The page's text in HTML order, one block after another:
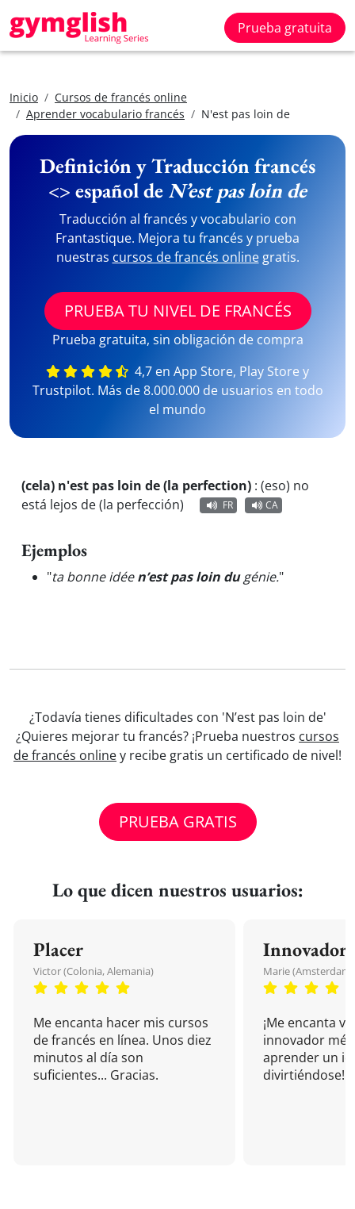
Prueba gratuita
Inicio
Cursos de francés online
Aprender vocabulario francés
N'est pas loin de
Definición y Traducción francés
<> español de N’est pas loin de
Traducción al francés y vocabulario con
Frantastique. Mejora tu francés y prueba
nuestras cursos de francés onlinegratis.
PRUEBA TU NIVEL DE FRANCÉS
Prueba gratuita, sin obligación de compra
4,7 en App Store, Play Store y
Trustpilot. Más de 8.000.000 de usuarios en todo
el mundo
(cela) n'est pas loin de (la perfection) : (eso) no
está lejos de (la perfección)
FR CA
Ejemplos
"ta bonne idéen’est pas loin dugénie."
¿Todavía tienes dificultades con 'N’est pas loin de'
¿Quieres mejorar tu francés? ¡Prueba nuestros cursos
de francés onliney recibe gratis un certificado de nivel!
PRUEBA GRATIS
Lo que dicen nuestros usuarios:
Placer
Victor (Colonia, Alemania)
Me encanta hacer mis cursos
de francés en línea. Unos diez
minutos al día son
suficientes... Gracias.
Innovador
Marie (Amsterdam,
¡Me encanta
innovador
aprender un
divirtiéndose!